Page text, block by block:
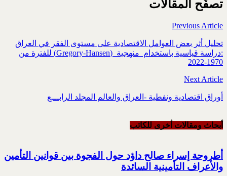
تصفّح المقالات
Previous Article
تحليل أثر بعض العوامل الاقتصادية على مستوى الفقر في العراق
:دراسة قياسية باستخدام ‏ منهجية ‏‎ ‎‏(‏Gregory-Hansen‏)‏‎ ‎للفترة من
1970-2022‏
Next Article
أوراق اقتصادية ونفطية -العراق والعالم المجلد الرابـــع
أبحاث ومقالات أخرى للکاتب
أطروحة إسراء صالح داؤد حول الفجوة بين قوانين ‏التأمين
والأعراف التأمينية السائدة